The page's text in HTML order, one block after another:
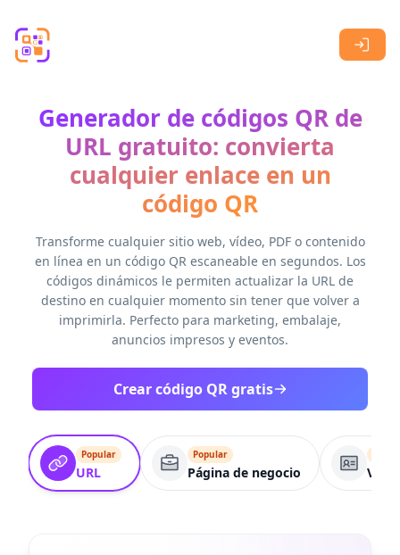
Generador de códigos QR de
URL gratuito: convierta
cualquier enlace en un
código QR
Transforme cualquier sitio web, vídeo, PDF o contenido
en línea en un código QR escaneable en segundos. Los
códigos dinámicos le permiten actualizar la URL de
destino en cualquier momento sin tener que volver a
imprimirla. Perfecto para marketing, embalaje,
anuncios impresos y eventos.
Crear código QR gratis
Popular
URL
Popular
Página de negocio